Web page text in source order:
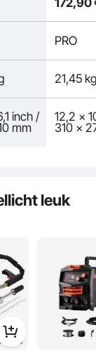
van
atie
PRO
21,45
inch /
mm
12,2 x
310 x
leuk